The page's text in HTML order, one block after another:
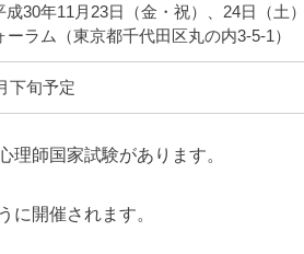
成30年11月23日（金・祝）、24日（土
ーラム（東京都千代田区丸の内3-5-1）
下旬予定
理師国家試験があります。
に開催されます。